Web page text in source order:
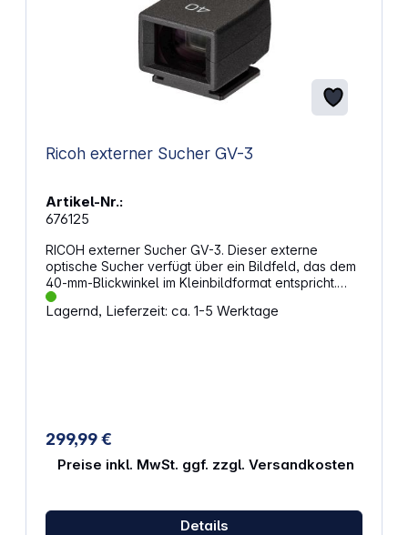
Ricoh externer Sucher GV-3
Artikel-Nr.:
676125
RICOH externer Sucher GV-3. Dieser externe
optische Sucher verfügt über ein Bildfeld, das dem
40-mm-Blickwinkel im Kleinbildformat entspricht.
Dabei deckt er 85% des Sucherfeldes ab. Eine
Markierung für das Seitenverhältnis 1:1 ist
Lagernd, Lieferzeit: ca. 1-5 Werktage
299,99 €
Preise inkl. MwSt. ggf. zzgl. Versandkosten
Details